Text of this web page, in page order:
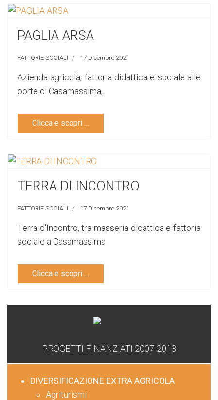
PAGLIA ARSA
FATTORIE SOCIALI 17 Dicembre 2021
Azienda agricola, fattoria didattica e sociale alle
porte di Casamassima,
Clicca e scopri …
TERRA DI INCONTRO
FATTORIE SOCIALI 17 Dicembre 2021
Terra d'Incontro, tra masseria didattica e fattoria
sociale a Casamassima
Clicca e scopri …
PROGETTI FINANZIATI 2007-2013
DIVERSIFICAZIONE EXTRA AGRICOLA
Agriturismi